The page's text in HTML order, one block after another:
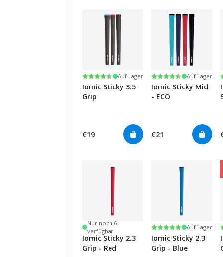
Bewertung:
4.6 von 5 Sternen
Auf Lager
Iomic Sticky 3.5
Grip
€19
Bewertung:
4.8 von 5 Sternen
Auf Lager
Iomic Sticky Mid
- ECO
€21
Nur noch 6
verfügbar
Iomic Sticky 2.3
Grip - Red
Bewertung:
5.0 von 5 Sternen
Auf Lager
Iomic Sticky 2.3
Grip - Blue